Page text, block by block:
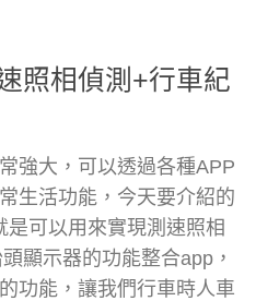
照相偵測+行車紀
強大，可以透過各種APP
生活功能，今天要介紹的
可以用來實現測速照相
顯示器的功能整合app，
功能，讓我們行車時人車